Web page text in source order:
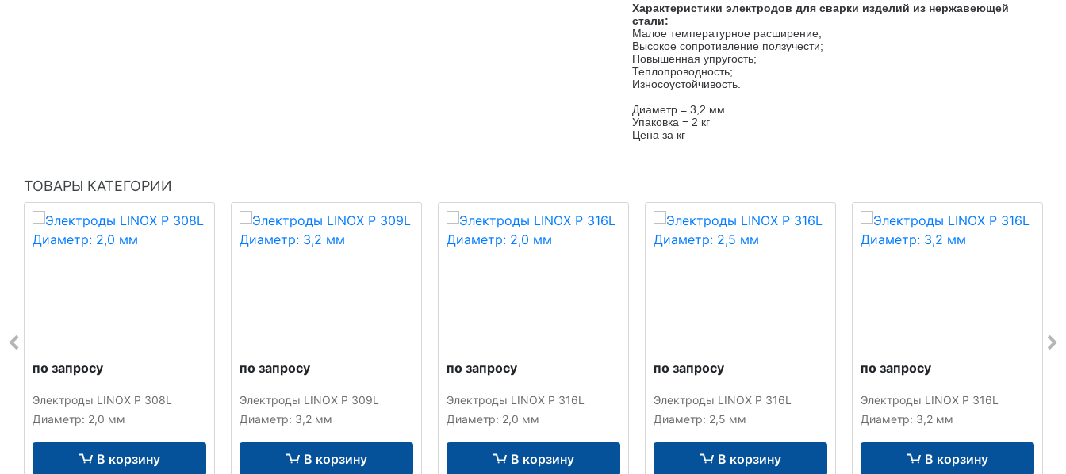
Характеристики электродов для сварки изделий из нержавеющей
стали:
Малое температурное расширение;
Высокое сопротивление ползучести;
Повышенная упругость;
Теплопроводность;
Износоустойчивость.
Диаметр = 3,2 мм
Упаковка = 2 кг
Цена за кг
ТОВАРЫ КАТЕГОРИИ
по запросу
Электроды LINOX P 308L
Диаметр: 2,0 мм
В корзину
по запросу
Электроды LINOX P 309L
Диаметр: 3,2 мм
В корзину
по запросу
Электроды LINOX P 316L
Диаметр: 2,0 мм
В корзину
по запросу
Электроды LINOX P 316L
Диаметр: 2,5 мм
В корзину
по запросу
Электроды LINOX P 316L
Диаметр: 3,2 мм
В корзину